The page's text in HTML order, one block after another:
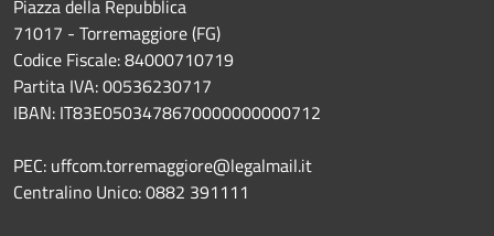
Piazza della Repubblica
71017 - Torremaggiore (FG)
Codice Fiscale: 84000710719
Partita IVA: 00536230717
IBAN: IT83E0503478670000000000712
PEC: uffcom.torremaggiore@legalmail.it
Centralino Unico: 0882 391111